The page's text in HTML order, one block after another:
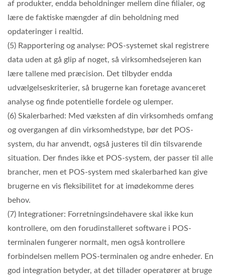
af produkter, endda beholdninger mellem dine filialer, og
lære de faktiske mængder af din beholdning med
opdateringer i realtid.
(5) Rapportering og analyse: POS-systemet skal registrere
data uden at gå glip af noget, så virksomhedsejeren kan
lære tallene med præcision. Det tilbyder endda
udvælgelseskriterier, så brugerne kan foretage avanceret
analyse og finde potentielle fordele og ulemper.
(6) Skalerbarhed: Med væksten af din virksomheds omfang
og overgangen af din virksomhedstype, bør det POS-
system, du har anvendt, også justeres til din tilsvarende
situation. Der findes ikke et POS-system, der passer til alle
brancher, men et POS-system med skalerbarhed kan give
brugerne en vis fleksibilitet for at imødekomme deres
behov.
(7) Integrationer: Forretningsindehavere skal ikke kun
kontrollere, om den forudinstalleret software i POS-
terminalen fungerer normalt, men også kontrollere
forbindelsen mellem POS-terminalen og andre enheder. En
god integration betyder, at det tillader operatører at bruge